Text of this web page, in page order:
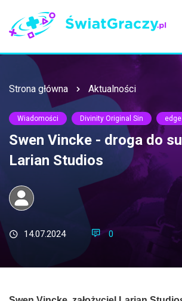
Strona główna Aktualności
Wiadomości Divinity Original Sin edge
Swen Vincke - droga do
Larian Studios
14.07.2024 0